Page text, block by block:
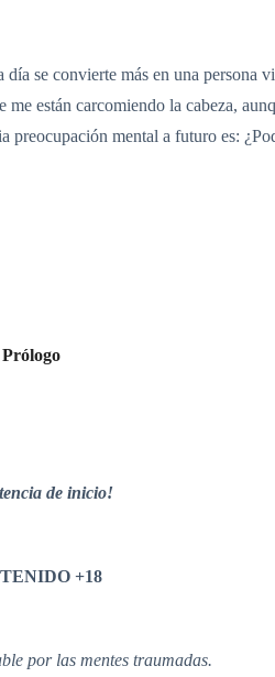
se convierte más en una persona
están carcomiendo la cabeza,
mental a futuro es:
Prólogo
de inicio!
+18
por las mentes traumadas.